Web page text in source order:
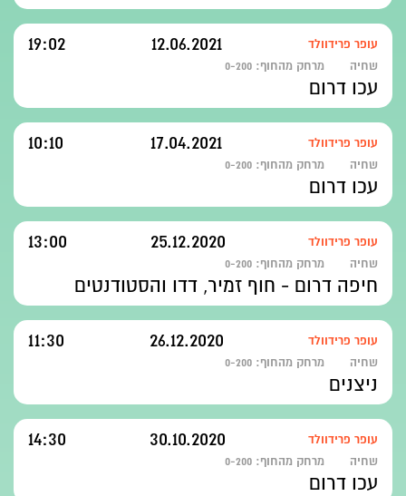
עופר פרידוולד 12.06.2021
19:02
שחיה מרחק מהחוף: 0-200
עכו דרום
עופר פרידוולד 17.04.2021
10:10
שחיה מרחק מהחוף: 0-200
עכו דרום
עופר פרידוולד 25.12.2020
13:00
שחיה מרחק מהחוף: 0-200
חיפה דרום - חוף זמיר, דדו והסטודנטים
עופר פרידוולד 26.12.2020
11:30
שחיה מרחק מהחוף: 0-200
ניצנים
עופר פרידוולד 30.10.2020
14:30
שחיה מרחק מהחוף: 0-200
עכו דרום